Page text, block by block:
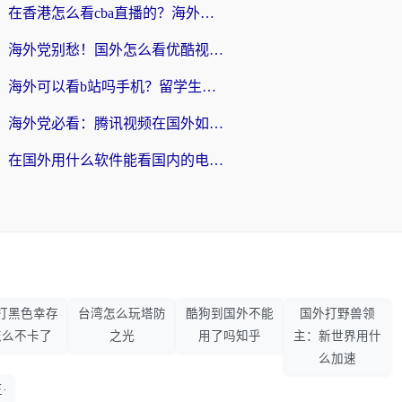
在香港怎么看cba直播的？海外党体育观赛终极指南：告别版权限制，畅享中文解说
海外党别愁！国外怎么看优酷视频？一招解决追剧、看直播难题
海外可以看b站吗手机？留学生亲测有效的回国加速指南
海外党必看：腾讯视频在国外如何解除地域限制？附优酷咪咕使用指南
在国外用什么软件能看国内的电视剧啊？留学生亲测有效的回国加速方案
黑色幸存
不卡了
台湾怎么玩塔防
之光
酷狗到国外不能
用了吗知乎
国外打野兽领
主：新世界用什
么加速